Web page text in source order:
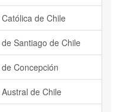
de Chile
Santiago de Chile
Concepción
de Chile